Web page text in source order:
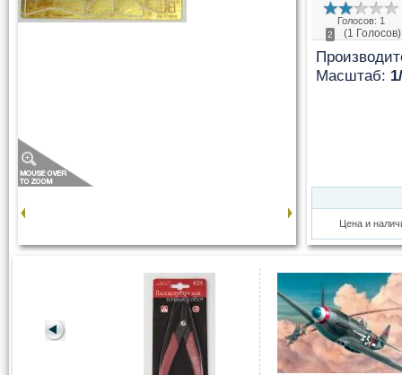
Голосов: 1
2 (1 Голосов)
Масштаб:
Цена и